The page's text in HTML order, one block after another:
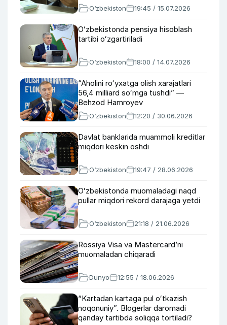
O‘zbekiston 19:45 / 15.07.2026
Oʻzbekistonda pensiya hisoblash
tartibi oʻzgartiriladi
O‘zbekiston 18:00 / 14.07.2026
“Aholini roʻyxatga olish xarajatlari
56,4 milliard soʻmga tushdi” —
Behzod Hamroyev
O‘zbekiston 12:20 / 30.06.2026
Davlat banklarida muammoli kreditlar
miqdori keskin oshdi
O‘zbekiston 19:47 / 28.06.2026
Oʻzbekistonda muomaladagi naqd
pullar miqdori rekord darajaga yetdi
O‘zbekiston 21:18 / 21.06.2026
Rossiya Visa va Mastercard’ni
muomaladan chiqaradi
Dunyo 12:55 / 18.06.2026
“Kartadan kartaga pul oʻtkazish
noqonuniy”. Blogerlar daromadi
qanday tartibda soliqqa tortiladi?